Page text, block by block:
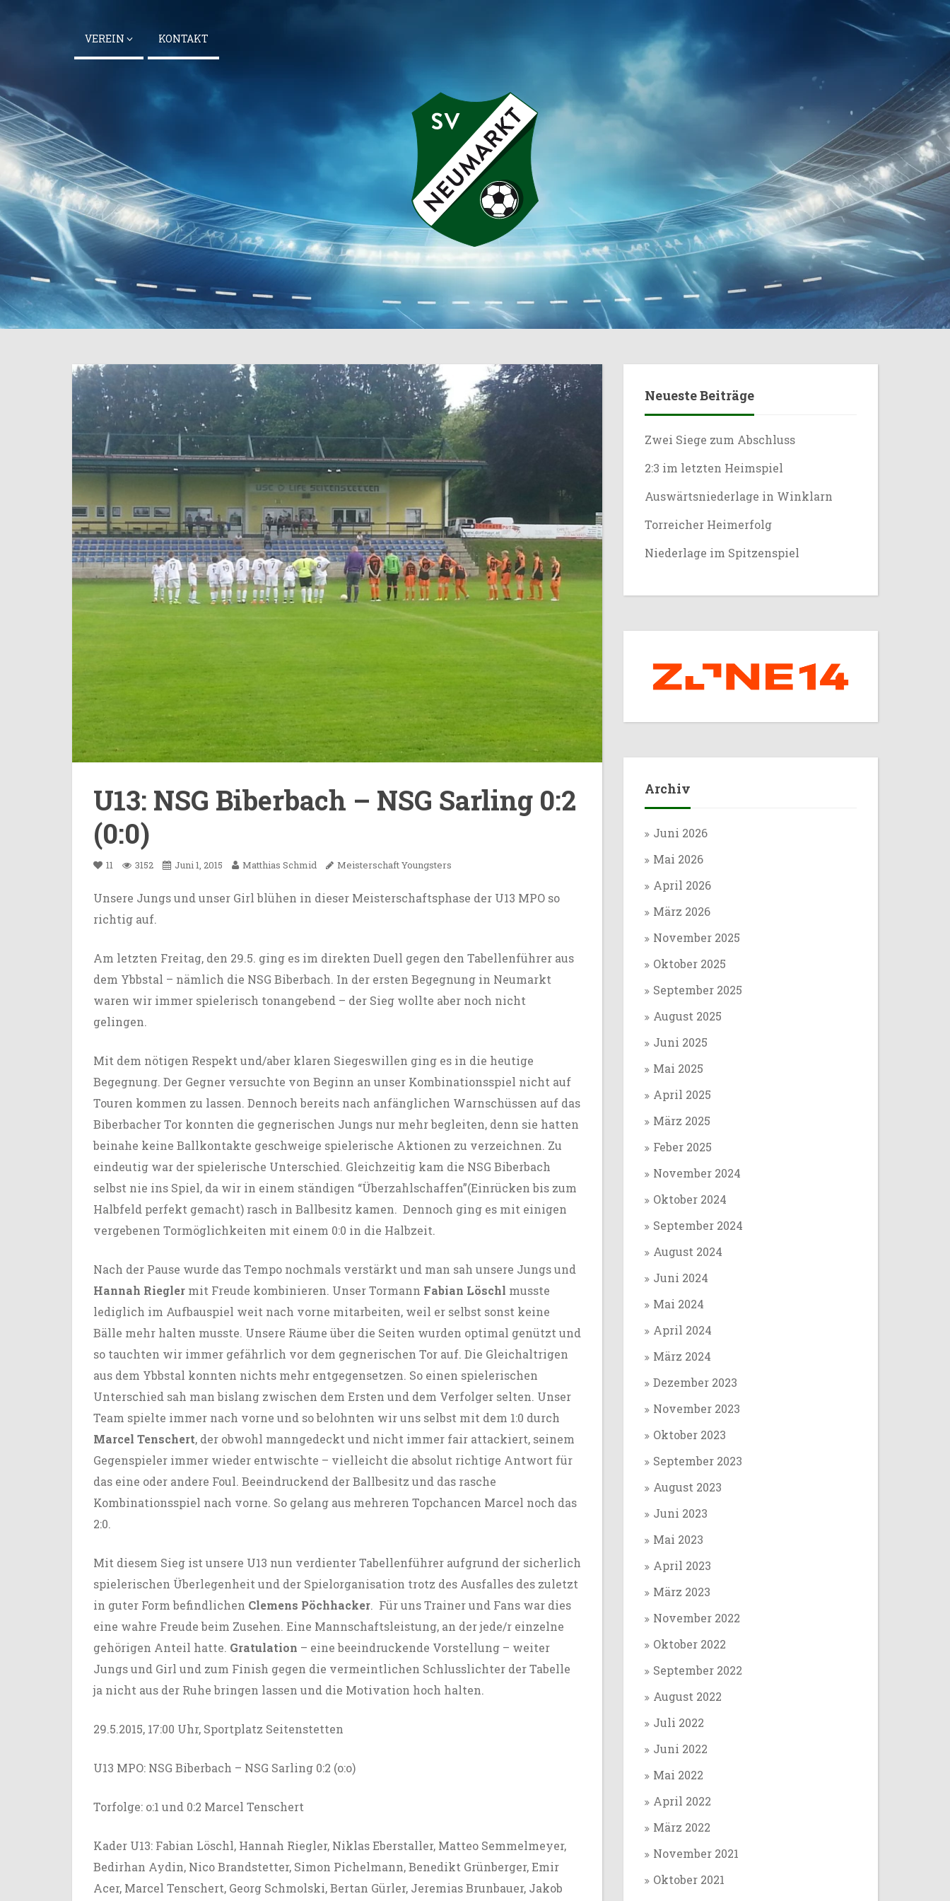
VEREIN KONTAKT
U13: NSG Biberbach – NSG Sarling 0:2
(0:0)
11 3152 Juni 1, 2015 Matthias Schmid MeisterschaftYoungsters
Unsere Jungs und unser Girl blühen in dieser Meisterschaftsphase der U13 MPO so
richtig auf.
Am letzten Freitag, den 29.5. ging es im direkten Duell gegen den Tabellenführer aus
dem Ybbstal – nämlich die NSG Biberbach. In der ersten Begegnung in Neumarkt
waren wir immer spielerisch tonangebend – der Sieg wollte aber noch nicht
gelingen.
Mit dem nötigen Respekt und/aber klaren Siegeswillen ging es in die heutige
Begegnung. Der Gegner versuchte von Beginn an unser Kombinationsspiel nicht auf
Touren kommen zu lassen. Dennoch bereits nach anfänglichen Warnschüssen auf das
Biberbacher Tor konnten die gegnerischen Jungs nur mehr begleiten, denn sie hatten
beinahe keine Ballkontakte geschweige spielerische Aktionen zu verzeichnen. Zu
eindeutig war der spielerische Unterschied. Gleichzeitig kam die NSG Biberbach
selbst nie ins Spiel, da wir in einem ständigen “Überzahlschaffen”(Einrücken bis zum
Halbfeld perfekt gemacht) rasch in Ballbesitz kamen. Dennoch ging es mit einigen
vergebenen Tormöglichkeiten mit einem 0:0 in die Halbzeit.
Nach der Pause wurde das Tempo nochmals verstärkt und man sah unsere Jungs und
Hannah Riegler mit Freude kombinieren. Unser Tormann Fabian Löschl musste
lediglich im Aufbauspiel weit nach vorne mitarbeiten, weil er selbst sonst keine
Bälle mehr halten musste. Unsere Räume über die Seiten wurden optimal genützt und
so tauchten wir immer gefährlich vor dem gegnerischen Tor auf. Die Gleichaltrigen
aus dem Ybbstal konnten nichts mehr entgegensetzen. So einen spielerischen
Unterschied sah man bislang zwischen dem Ersten und dem Verfolger selten. Unser
Team spielte immer nach vorne und so belohnten wir uns selbst mit dem 1:0 durch
Marcel Tenschert, der obwohl manngedeckt und nicht immer fair attackiert, seinem
Gegenspieler immer wieder entwischte – vielleicht die absolut richtige Antwort für
das eine oder andere Foul. Beeindruckend der Ballbesitz und das rasche
Kombinationsspiel nach vorne. So gelang aus mehreren Topchancen Marcel noch das
2:0.
Mit diesem Sieg ist unsere U13 nun verdienter Tabellenführer aufgrund der sicherlich
spielerischen Überlegenheit und der Spielorganisation trotz des Ausfalles des zuletzt
in guter Form befindlichen Clemens Pöchhacker. Für uns Trainer und Fans war dies
eine wahre Freude beim Zusehen. Eine Mannschaftsleistung, an der jede/r einzelne
gehörigen Anteil hatte. Gratulation – eine beeindruckende Vorstellung – weiter
Jungs und Girl und zum Finish gegen die vermeintlichen Schlusslichter der Tabelle
ja nicht aus der Ruhe bringen lassen und die Motivation hoch halten.
29.5.2015, 17:00 Uhr, Sportplatz Seitenstetten
U13 MPO: NSG Biberbach – NSG Sarling 0:2 (o:o)
Torfolge: o:1 und 0:2 Marcel Tenschert
Kader U13: Fabian Löschl, Hannah Riegler, Niklas Eberstaller, Matteo Semmelmeyer,
Bedirhan Aydin, Nico Brandstetter, Simon Pichelmann, Benedikt Grünberger, Emir
Acer, Marcel Tenschert, Georg Schmolski, Bertan Gürler, Jeremias Brunbauer, Jakob
Neueste Beiträge
Zwei Siege zum Abschluss
2:3 im letzten Heimspiel
Auswärtsniederlage in Winklarn
Torreicher Heimerfolg
Niederlage im Spitzenspiel
Archiv
Juni 2026
Mai 2026
April 2026
März 2026
November 2025
Oktober 2025
September 2025
August 2025
Juni 2025
Mai 2025
April 2025
März 2025
Feber 2025
November 2024
Oktober 2024
September 2024
August 2024
Juni 2024
Mai 2024
April 2024
März 2024
Dezember 2023
November 2023
Oktober 2023
September 2023
August 2023
Juni 2023
Mai 2023
April 2023
März 2023
November 2022
Oktober 2022
September 2022
August 2022
Juli 2022
Juni 2022
Mai 2022
April 2022
März 2022
November 2021
Oktober 2021